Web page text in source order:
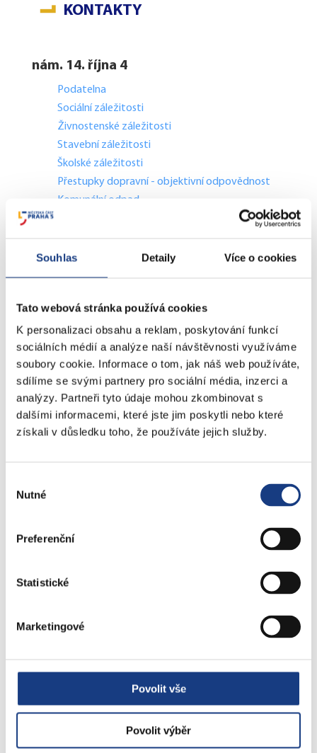
Souhlas Detaily Více o cookies
Tato webová stránka používá cookies
K personalizaci obsahu a reklam, poskytování funkcí
sociálních médií a analýze naší návštěvnosti využíváme
soubory cookie. Informace o tom, jak náš web používáte,
sdílíme se svými partnery pro sociální média, inzerci a
analýzy. Partneři tyto údaje mohou zkombinovat s
dalšími informacemi, které jste jim poskytli nebo které
získali v důsledku toho, že používáte jejich služby.
souhlasu
Nutné
Preferenční
Statistické
Marketingové
Povolit vše
Povolit výběr
KONTAKTY
nám. 14. října 4
Podatelna
Sociální záležitosti
Živnostenské záležitosti
Stavební záležitosti
Školské záležitosti
Přestupky dopravní - objektivní odpovědnost
Komunální odpad
Doprava - dopravní značení
Štefánikova 13,15
Informace
Vedení MČ
Osobní doklady
Czech POINT
Matriční záležitosti
Bytové záležitosti
Preslova 5
Objednejte se na úřad